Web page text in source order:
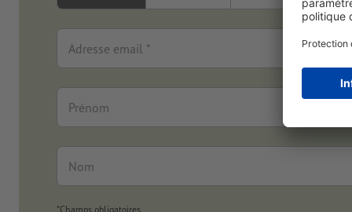
Adresse email *
Prénom
Nom
*Champs obligatoires